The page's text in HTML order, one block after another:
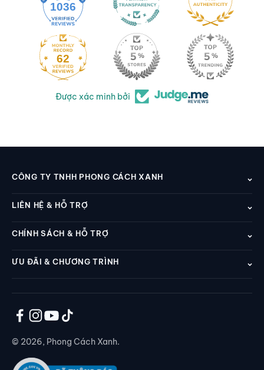
1036
62
Được xác minh bởi
CÔNG TY TNHH PHONG CÁCH XANH
LIÊN HỆ & HỖ TRỢ
CHÍNH SÁCH & HỖ TRỢ
ƯU ĐÃI & CHƯƠNG TRÌNH
© 2026, Phong Cách Xanh.